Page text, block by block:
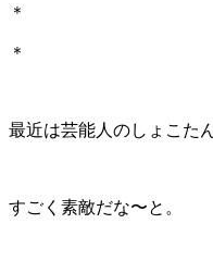
＊
＊
最近は芸能人のしょこた
すごく素敵だな〜と。